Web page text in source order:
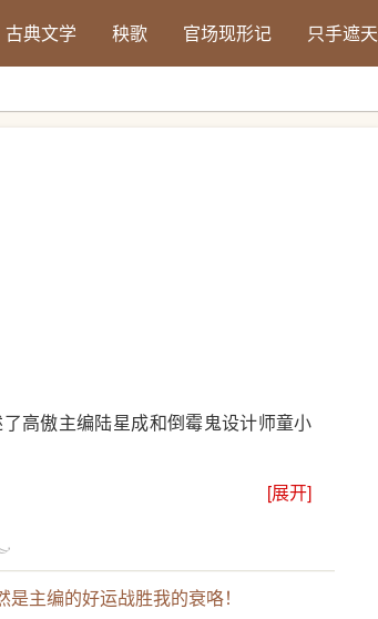
古典文学 秧歌 官场现形记 只手遮天
高傲主编陆星成和倒霉鬼设计师童小
[展开]
是主编的好运战胜我的衰咯！